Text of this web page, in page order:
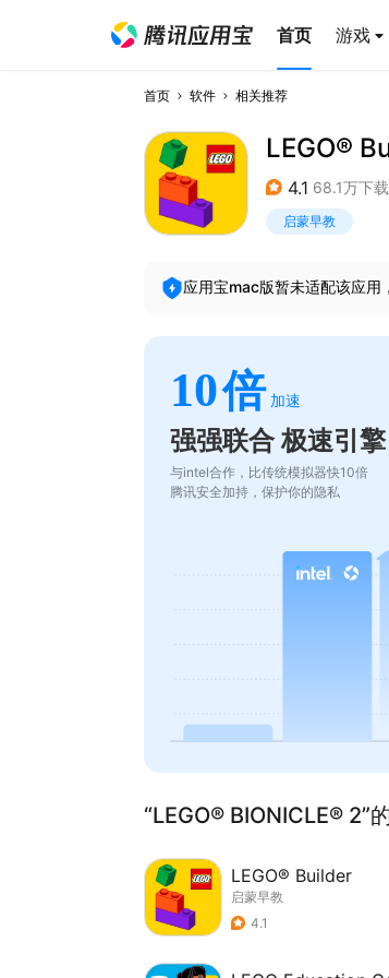
首页 游戏
首页 软件 相关推荐
LEGO®
4.1 68.1万下载
启蒙早教
应用宝mac版暂未适配该应用
10倍 加速
强强联合 极速引擎
与intel合作，比传统模拟器快10倍
腾讯安全加持，保护你的隐私
“LEGO® BIONICLE® 2”
LEGO® Builder
启蒙早教
4.1